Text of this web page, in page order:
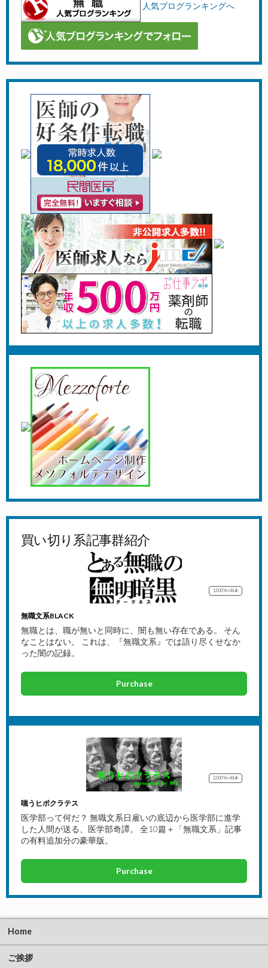
人気ブログランキングへ
買い切り系記事群紹介
1,000YenBulk
無職文系BLACK
無職とは、職が無いと同時に、闇も無い存在である。 そん
なことはない。 これは、『無職文系』では語り尽くせなか
った闇の記録。
Purchase
2,000YenBulk
嗤うヒポクラテス
医学部って何だ？ 無職文系日雇いの底辺から医学部に進学
した人間が送る、医学部奇譚。 全10篇＋「無職文系」記事
の有料追加分の豪華版。
Purchase
Home
ご挨拶